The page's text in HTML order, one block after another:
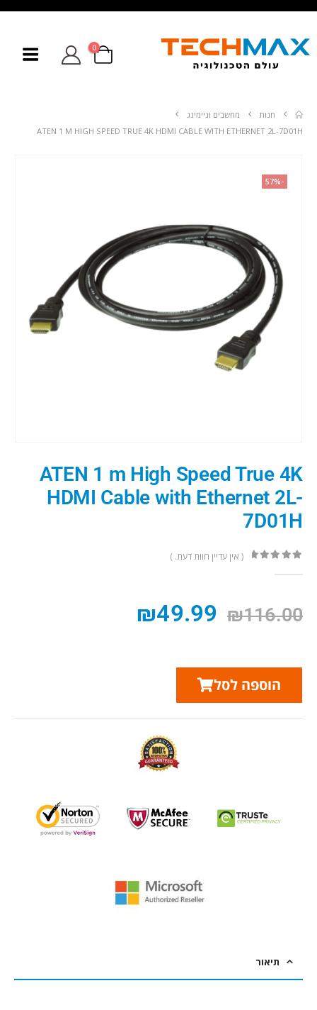
0
חנות
מחשבים וגיימינג
ATEN 1 M HIGH SPEED TRUE 4K HDMI CABLE WITH ETHERNET 2L-7D01H
-57%
ATEN 1 m High Speed True 4K
HDMI Cable with Ethernet 2L-
7D01H
( אין עדיין חוות דעת. )
₪116.00
₪49.99
הוספה לסל
תיאור